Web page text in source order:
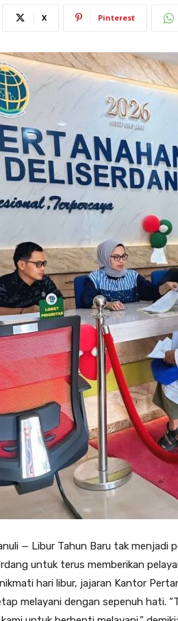
X Pinterest
— Libur Tahun Baru tak menjadi
untuk terus memberikan
hari libur, jajaran Kantor
melayani dengan sepenuh hati.